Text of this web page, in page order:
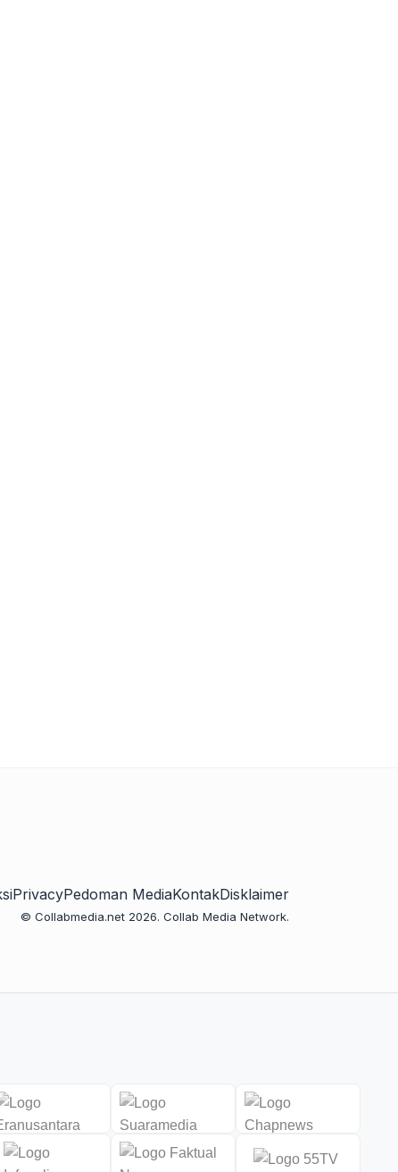
PrivacyPedoman MediaKontakDisklaimer
© Collabmedia.net 2026. Collab Media Network.